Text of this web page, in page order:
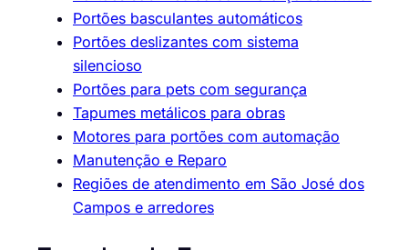
Portões basculantes automáticos
Portões deslizantes com sistema
silencioso
Portões para pets com segurança
Tapumes metálicos para obras
Motores para portões com automação
Manutenção e Reparo
Regiões de atendimento em São José dos
Campos e arredores